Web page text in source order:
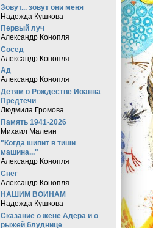
Зовут... зовут они меня
Надежда Кушкова
Первый луч
Александр Конопля
Сосед
Александр Конопля
Ад
Александр Конопля
Детям о Рождестве Иоанна
Предтечи
Людмила Громова
Память 1941-2026
Михаил Малеин
"Когда шипит в тиши
машина..."
Александр Конопля
Снег
Александр Конопля
НАШИМ ВОИНАМ
Надежда Кушкова
Сказание о жене Адера и о
рыжей блуднице